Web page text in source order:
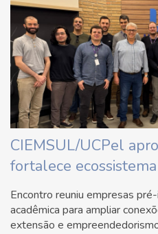
CIEMSUL/UCPel
fortalece
Encontro reuniu empresas
acadêmica para ampliar
extensão e